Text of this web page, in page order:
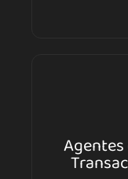
Agentes